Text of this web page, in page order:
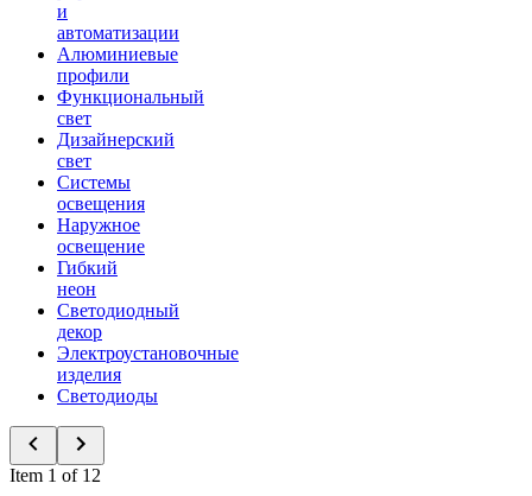
и
автоматизации
Алюминиевые
профили
Функциональный
свет
Дизайнерский
свет
Системы
освещения
Наружное
освещение
Гибкий
неон
Светодиодный
декор
Электроустановочные
изделия
Светодиоды
Item 1 of 12